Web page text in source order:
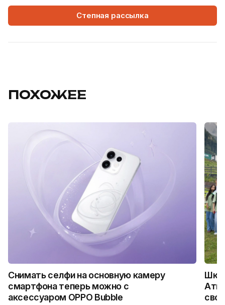
Степная рассылка
ПОХОЖЕЕ
Снимать селфи на основную камеру
смартфона теперь можно с
аксессуаром OPPO Bubble